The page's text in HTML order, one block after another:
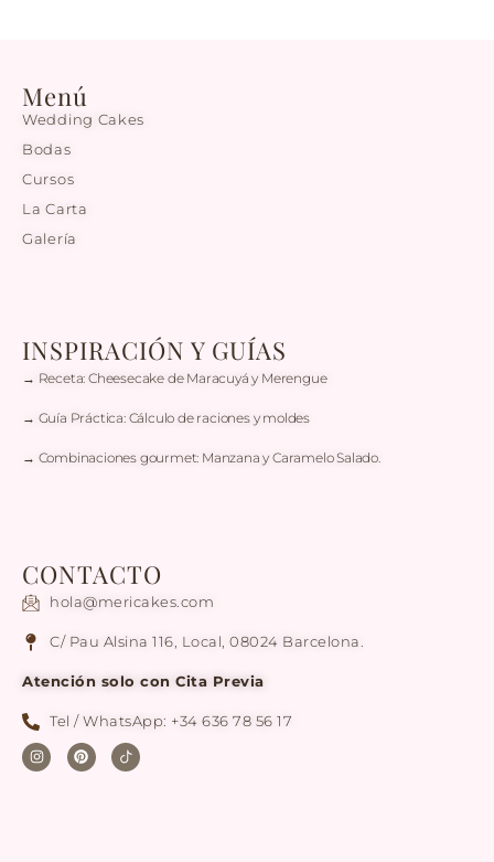
Menú
Wedding Cakes
Bodas
Cursos
La Carta
Galería
INSPIRACIÓN Y GUÍAS
→ Receta: Cheesecake de Maracuyá y Merengue
→ Guía Práctica: Cálculo de raciones y moldes
→ Combinaciones gourmet: Manzana y Caramelo Salado.
CONTACTO
hola@mericakes.com
C/ Pau Alsina 116, Local, 08024 Barcelona.
Atención solo con Cita Previa
Tel / WhatsApp: +34 636 78 56 17